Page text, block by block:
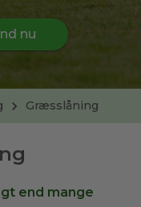
nu
Græsslåning
end mange